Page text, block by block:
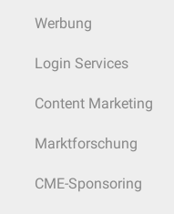
Werbung
Login Services
Content Marketing
Marktforschung
CME-Sponsoring